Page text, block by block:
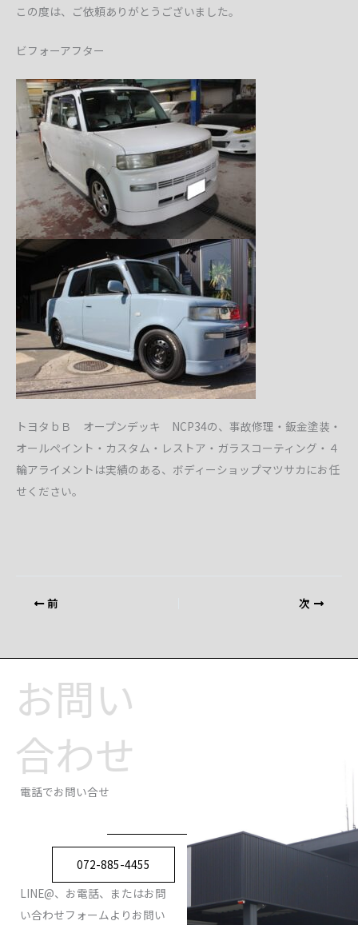
この度は、ご依頼ありがとうございました。
ビフォーアフター
トヨタｂＢ オープンデッキ NCP34の、事故修理・鈑金塗装・
オールペイント・カスタム・レストア・ガラスコーティング・４
輪アライメントは実績のある、ボディーショップマツサカにお任
せください。
前 次
お問い
合わせ
電話でお問い合せ
072-885-4455
LINE@、お電話、またはお問
い合わせフォームよりお問い